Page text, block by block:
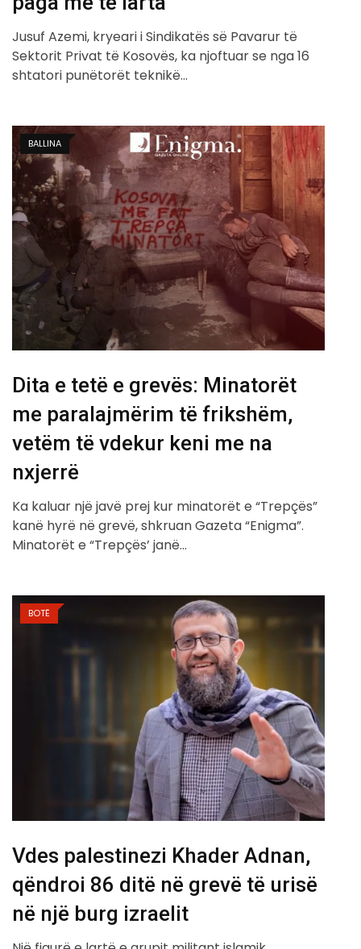
Jusuf Azemi, kryeari i Sindikatës së Pavarur të
Sektorit Privat të Kosovës, ka njoftuar se nga 16
shtatori punëtorët teknikë…
BALLINA
Dita e tetë e grevës: Minatorët
me paralajmërim të frikshëm,
vetëm të vdekur keni me na
nxjerrë
Ka kaluar një javë prej kur minatorët e “Trepçës”
kanë hyrë në grevë, shkruan Gazeta “Enigma”.
Minatorët e “Trepçës’ janë…
BOTË
Vdes palestinezi Khader Adnan,
qëndroi 86 ditë në grevë të urisë
në një burg izraelit